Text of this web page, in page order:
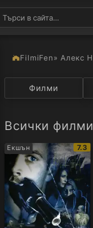
FilmiFen» Алекс
Категория
Филми
Всички
Екшън
IMDb
7.3